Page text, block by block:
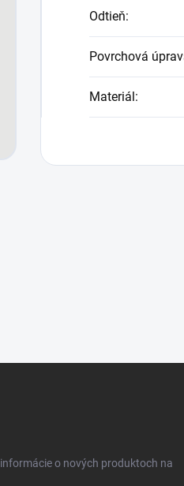
Odtieň:
Povrchová
Materiál:
o nových produktoch na